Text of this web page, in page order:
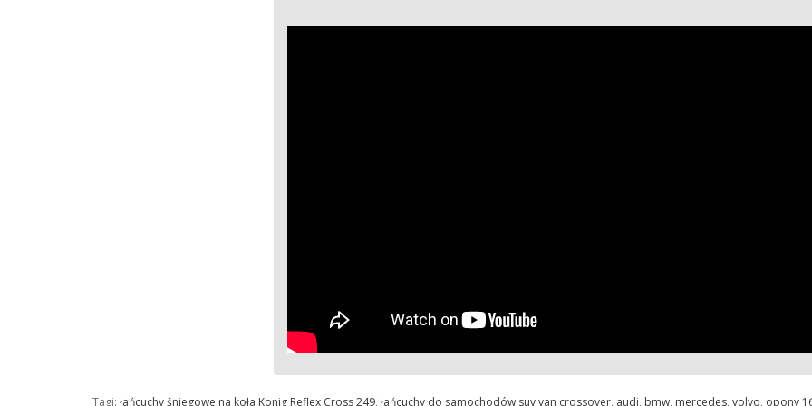
Tagi: łańcuchy śniegowe na koła Konig Reflex Cross 249, łańcuchy do samochodów suv van crossover, audi, bmw, mercedes, volvo, opony